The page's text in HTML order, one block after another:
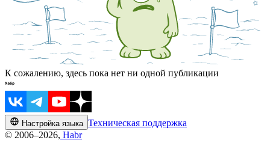
К сожалению, здесь пока нет ни одной публикации
Настройка языка Техническая поддержка
© 2006–2026, Habr